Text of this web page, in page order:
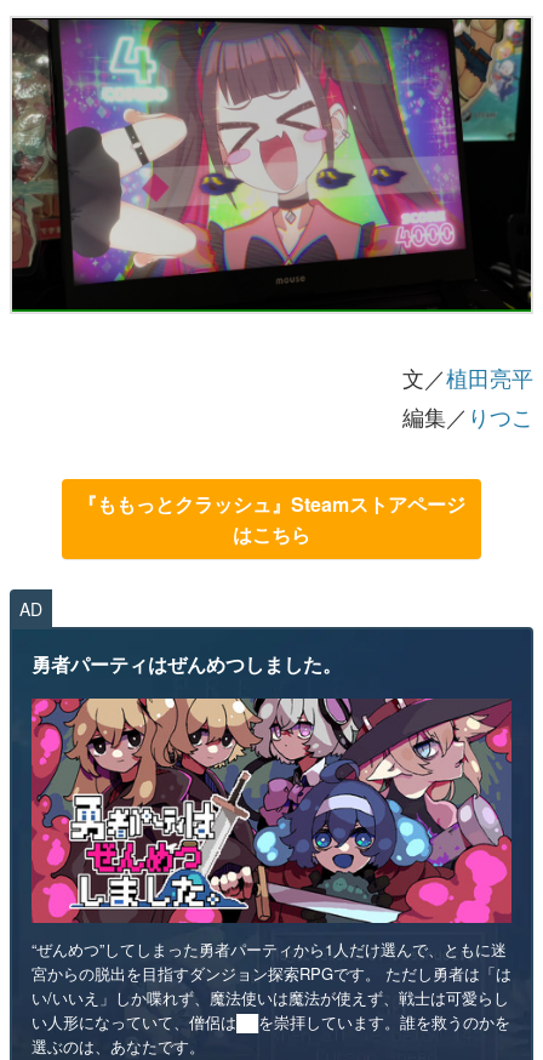
文／植田亮平
編集／ りつこ
『ももっとクラッシュ』Steamストアページ
はこちら
AD
勇者パーティはぜんめつしました。
“ぜんめつ”してしまった勇者パーティから1人だけ選んで、ともに迷
宮からの脱出を目指すダンジョン探索RPGです。 ただし勇者は「は
い/いいえ」しか喋れず、魔法使いは魔法が使えず、戦士は可愛らし
い人形になっていて、僧侶は██を崇拝しています。誰を救うのかを
選ぶのは、あなたです。